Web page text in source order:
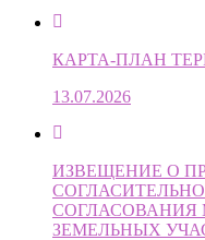
КАРТА-ПЛАН
13.07.2026
ИЗВЕЩЕНИЕ О
СОГЛАСОВАНИЯ
ЗЕМЕЛЬНЫХ